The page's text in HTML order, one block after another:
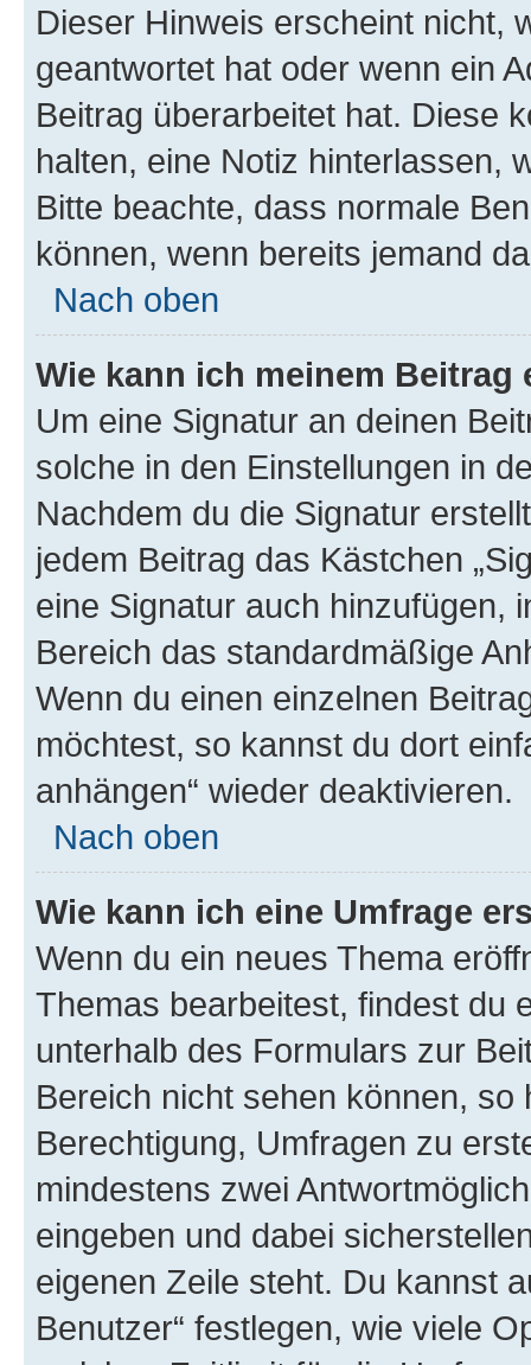
Dieser Hinweis erscheint nicht,
geantwortet hat oder wenn ein
Beitrag überarbeitet hat. Diese
halten, eine Notiz hinterlassen,
Bitte beachte, dass normale
können, wenn bereits jemand
Nach oben
Wie kann ich meinem
Um eine Signatur an deinen
solche in den Einstellungen in
Nachdem du die Signatur
jedem Beitrag das Kästchen
eine Signatur auch hinzufügen,
Bereich das standardmäßige
Wenn du einen einzelnen
möchtest, so kannst du dort
anhängen“ wieder deaktivieren.
Nach oben
Wie kann ich eine Umfrage
Wenn du ein neues Thema
Themas bearbeitest, findest du
unterhalb des Formulars zur
Bereich nicht sehen können,
Berechtigung, Umfragen zu
mindestens zwei
eingeben und dabei
eigenen Zeile steht. Du kannst
Benutzer“ festlegen, wie viele